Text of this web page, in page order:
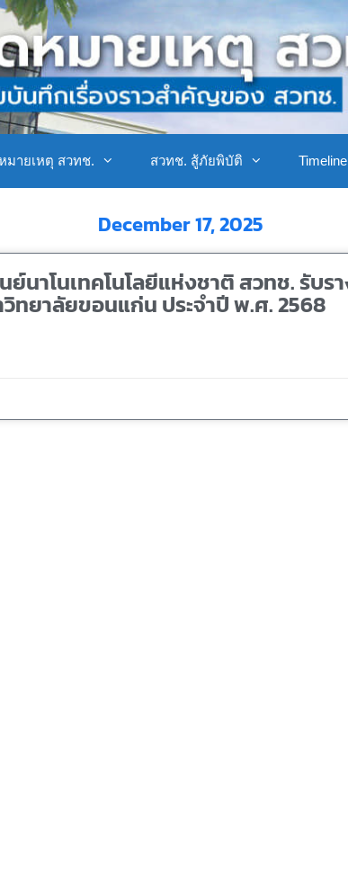
มายเหตุ สวทช. สวทช. สู้ภัยพิบัติ
December 17, 2025
นาโนเทคโนโลยีแห่งชาติ สวทช. รับร
ทยาลัยขอนแก่น ประจำปี พ.ศ. 2568